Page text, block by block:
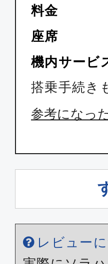
料金
座席
機内サービ
搭乗手続き
参考になっ
レビュー